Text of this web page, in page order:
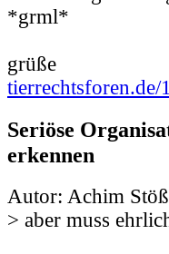
*grml*
grüße
tierrechtsforen.de/
Seriöse
erkennen
Autor: Achim
> aber muss